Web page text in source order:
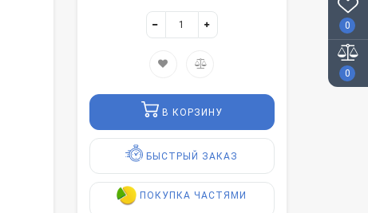
0
0
В КОРЗИНУ
БЫСТРЫЙ ЗАКАЗ
ПОКУПКА ЧАСТЯМИ